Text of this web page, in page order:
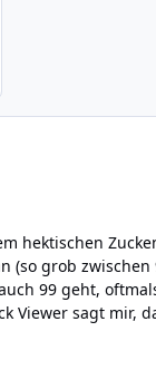
94 und 99).
99 geht,